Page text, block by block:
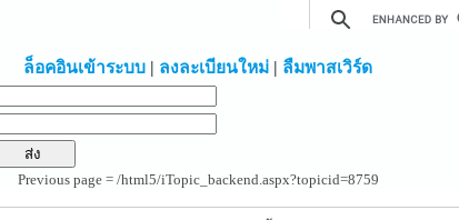
ล็อคอินเข้าระบบ | ลงละเบียนใหม่ | ลืมพาสเวิร์ด
Previous page = /html5/iTopic_backend.aspx?topicid=8759